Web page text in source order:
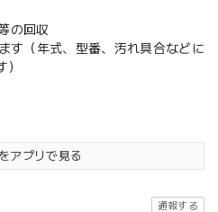
の回収
す（年式、型番、汚れ具合などに
アプリで見る
通報する